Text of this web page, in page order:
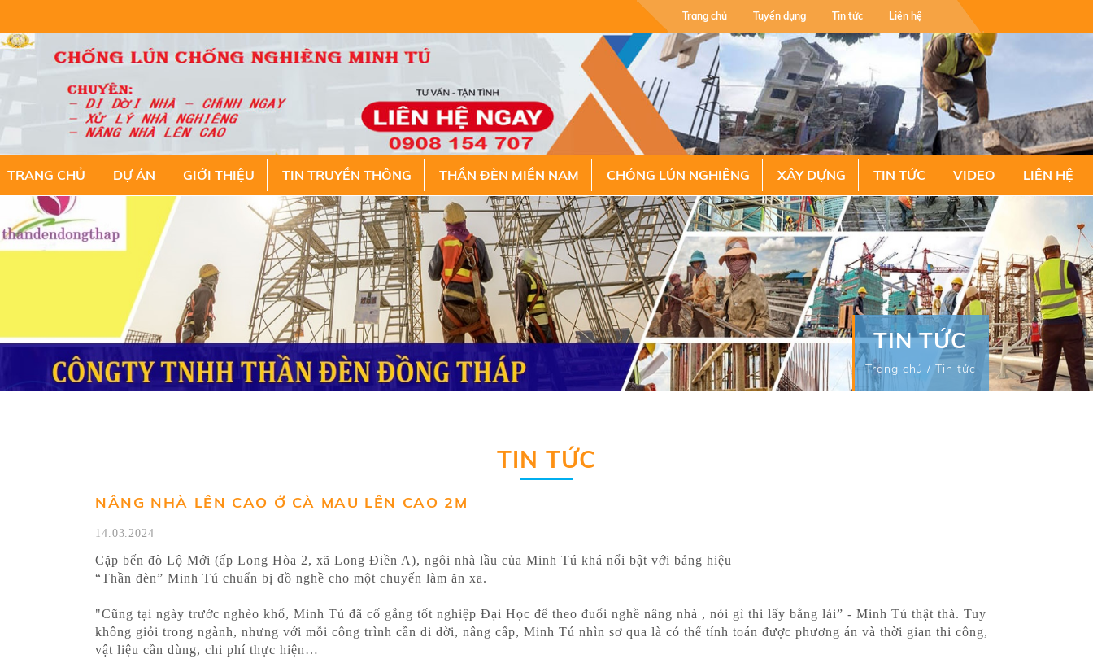
TRANG CHỦ DỰ ÁN GIỚI THIỆU TIN TRUYỀN THÔNG THẦN ĐÈN MIỀN NAM CHÓNG LÚN NGHIÊNG XÂY DỰNG TIN TỨC VIDEO LIÊN HỆ
Trang chủ Tuyển dụng Tin tức Liên hệ
TIN TỨC
Trang chủ /Tin tức
TIN TỨC
NÂNG NHÀ LÊN CAO Ở CÀ MAU LÊN CAO 2M
14.03.2024
Cặp bến đò Lộ Mới (ấp Long Hòa 2, xã Long Điền A), ngôi nhà lầu của Minh Tú khá nổi bật với bảng hiệu
“Thần đèn” Minh Tú chuẩn bị đồ nghề cho một chuyến làm ăn xa.
"Cũng tại ngày trước nghèo khổ, Minh Tú đã cố gắng tốt nghiệp Đại Học để theo đuổi nghề nâng nhà , nói gì thi lấy bằng lái” - Minh Tú thật thà. Tuy
không giỏi trong ngành, nhưng với mỗi công trình cần di dời, nâng cấp, Minh Tú nhìn sơ qua là có thể tính toán được phương án và thời gian thi công,
vật liệu cần dùng, chi phí thực hiện…